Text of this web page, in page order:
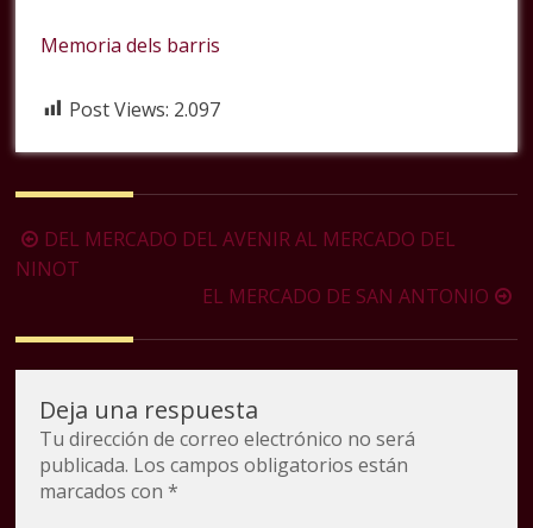
Memoria dels barris
Post Views: 2.097
Navegación
de
entrada
DEL MERCADO DEL AVENIR AL MERCADO DEL
NINOT
EL MERCADO DE SAN ANTONIO
Deja una respuesta
Tu dirección de correo electrónico no será
publicada. Los campos obligatorios están
marcados con*